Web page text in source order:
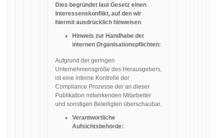
Dies begründet laut Gesetz einen
Interessenskonflikt, auf den wir
hiermit ausdrücklich hinweisen.
Hinweis zur Handhabe der
internen Organisationspflichten:
Aufgrund der geringen
Unternehmensgröße des Herausgebers,
ist eine interne Kontrolle der
Compliance Prozesse der an dieser
Publikation mitwirkenden Mitarbeiter
und sonstigen Beteiligten überschaubar.
Verantwortliche
Aufsichtsbehörde: